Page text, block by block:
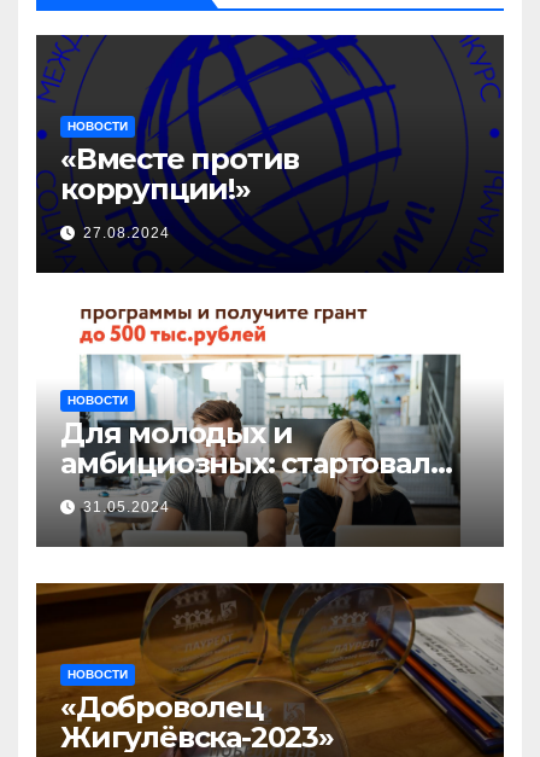
НОВОСТИ
«Вместе против
коррупции!»
27.08.2024
НОВОСТИ
Для молодых и
амбициозных: стартовал
прием заявок на участие в
бизнес-акселераторе «Ты
предприниматель»
31.05.2024
НОВОСТИ
«Доброволец
Жигулёвска-2023»